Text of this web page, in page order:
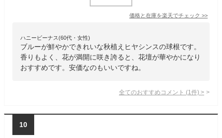
価格と在庫を楽天でチェック >>
ハニービーナス(60代・女性)
ブルーが鮮やかできれいな秋植えヒヤシンスの球根です。
香りもよく、花が満開に咲き誇ると、花壇が華やかになり
おすすめです。安価なのもいいですね。
全てのおすすめコメント (1 件) >
10